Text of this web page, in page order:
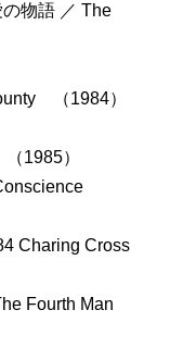
物語 ／ The
（1984）
1985）
Charing Cross
Fourth Man